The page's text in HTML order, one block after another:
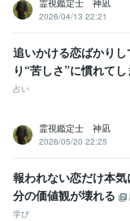
2026/04/13 22:21
追いかける恋ばかり
り“苦しさ”に慣れて
占い
霊視鑑定士 神凪
2026/05/20 22:25
報われない恋だけ本
分の価値観が壊れる
学び